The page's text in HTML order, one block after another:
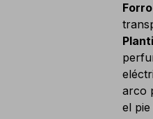
arco
el